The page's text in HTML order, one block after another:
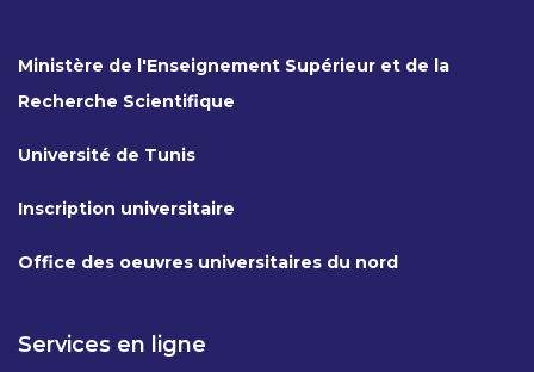
Ministère de l'Enseignement Supérieur et de la
Recherche Scientifique
Université de Tunis
Inscription universitaire
Office des oeuvres universitaires du nord
Services en ligne